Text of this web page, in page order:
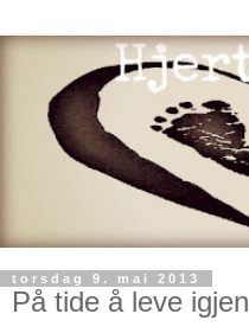
torsdag 9. mai 2013
På tide å leve igjen